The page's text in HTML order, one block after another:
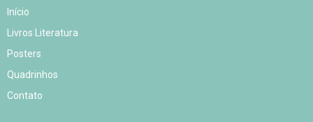
Início
Livros Literatura
Posters
Quadrinhos
Contato